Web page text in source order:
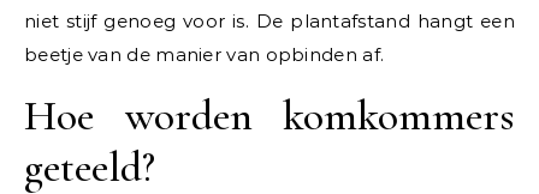
niet stijf genoeg voor is. De plantafstand hangt een
beetje van de manier van opbinden af.
Hoe worden komkommers
geteeld?